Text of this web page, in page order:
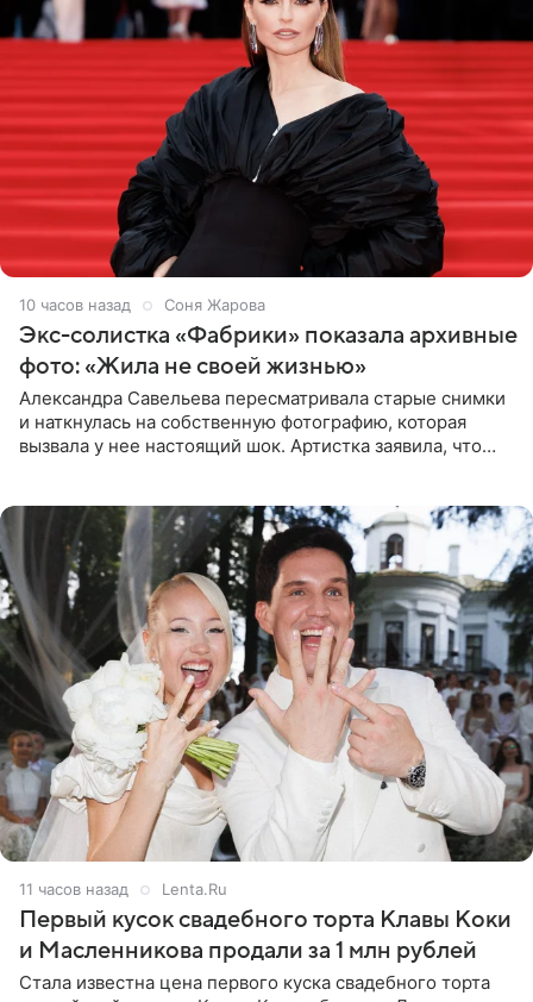
10 часов назад Соня Жарова
Экс-солистка «Фабрики» показала архивные
фото: «Жила не своей жизнью»
Александра Савельева пересматривала старые снимки
и наткнулась на собственную фотографию, которая
вызвала у нее настоящий шок. Артистка заявила, что
11 часов назад Lenta.Ru
Первый кусок свадебного торта Клавы Коки
и Масленникова продали за 1 млн рублей
Стала известна цена первого куска свадебного торта